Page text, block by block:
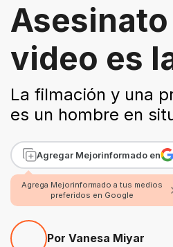
video es
La filmación y una
es un hombre en
Agregar Mejorinformado en
Agrega Mejorinformado a tus medios
preferidos en Google
Por Vanesa Miyar